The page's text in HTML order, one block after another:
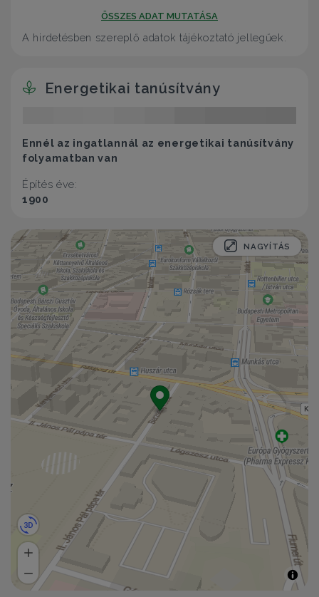
ÖSSZES ADAT MUTATÁSA
A hirdetésben szereplő adatok tájékoztató jellegűek.
Energetikai tanúsítvány
Ennél az ingatlannál az energetikai tanúsítvány
folyamatban van
Építés éve:
1900
NAGYÍTÁS